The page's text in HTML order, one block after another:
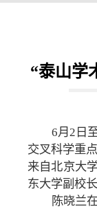
“泰山学
6月2日
交叉科学重
来自北京大
东大学副校
陈晓兰